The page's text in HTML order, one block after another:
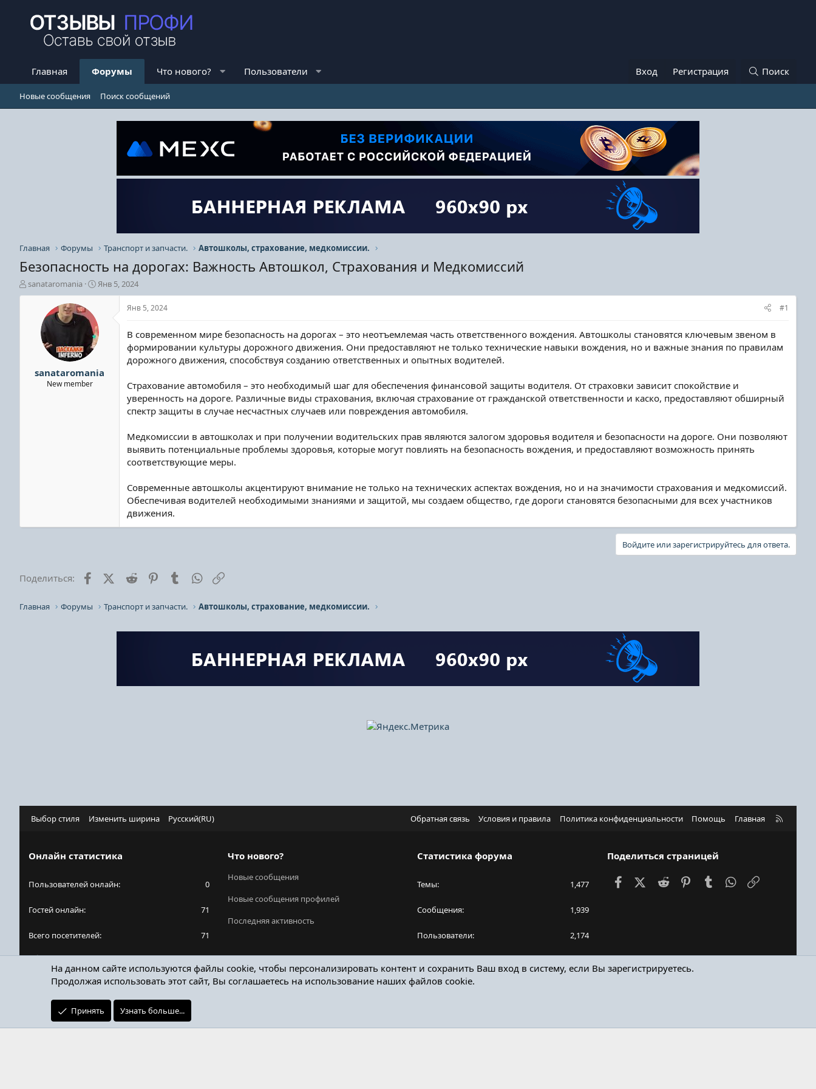
Главная Форумы Что нового? Пользователи Вход Регистрация Поиск
Новые сообщения Поиск сообщений
Главная Форумы Транспорт и запчасти. Автошколы, страхование, медкомиссии.
Безопасность на дорогах: Важность Автошкол, Страхования и Медкомиссий
А
в
sanataromania
Д
а
н
а
л
Янв 5, 2024
sanataromania
New member
Янв 5, 2024 #1
В современном мире безопасность на дорогах – это неотъемлемая часть ответственного вождения. Автошколы становятся ключевым звеном в
формировании культуры дорожного движения. Они предоставляют не только технические навыки вождения, но и важные знания по правилам
дорожного движения, способствуя созданию ответственных и опытных водителей.
Страхование автомобиля – это необходимый шаг для обеспечения финансовой защиты водителя. От страховки зависит спокойствие и
уверенность на дороге. Различные виды страхования, включая страхование от гражданской ответственности и каско, предоставляют обширный
спектр защиты в случае несчастных случаев или повреждения автомобиля.
Медкомиссии в автошколах и при получении водительских прав являются залогом здоровья водителя и безопасности на дороге. Они позволяют
выявить потенциальные проблемы здоровья, которые могут повлиять на безопасность вождения, и предоставляют возможность принять
соответствующие меры.
Современные автошколы акцентируют внимание не только на технических аспектах вождения, но и на значимости страхования и медкомиссий.
Обеспечивая водителей необходимыми знаниями и защитой, мы создаем общество, где дороги становятся безопасными для всех участников
движения.
Войдите или зарегистрируйтесь для ответа.
Поделиться: FacebookX (Twitter)
Reddit PinterestTumblr WhatsApp
Главная Форумы Транспорт и запчасти. Автошколы, страхование, медкомиссии.
Выбор стиля Изменить ширина Русский(RU) Обратная связь Условия и правила Политика конфиденциальности Помощь Главная
R
Онлайн статистика
Пользователей онлайн 0
Гостей онлайн 71
Всего посетителей 71
Общее количество посетителей может включать
в себя скрытых пользователей.
Что нового?
Новые сообщения
Новые сообщения профилей
Последняя активность
Статистика форума
Темы 1,477
Сообщения 1,939
Пользователи 2,174
Поделиться страницей
FacebookX (Twitter)
Reddit PinterestTumblr WhatsApp
На данном сайте используются файлы cookie, чтобы персонализировать контент и сохранить Ваш вход в систему, если Вы зарегистрируетесь.
Продолжая использовать этот сайт, Вы соглашаетесь на использование наших файлов cookie.
Принять Узнать больше...